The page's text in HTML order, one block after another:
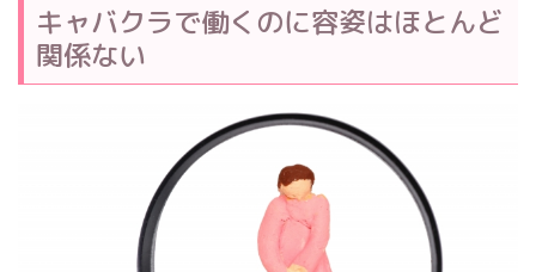
キャバクラで働くのに容姿はほとんど
関係ない